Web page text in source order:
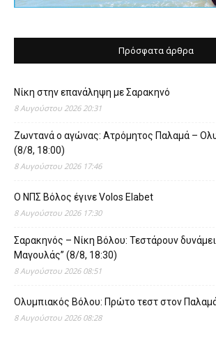
Πρόσφατα άρθρα
Νίκη στην επανάληψη με Σαρακηνό
8 Αυγούστου 2026 20:31
Ζωντανά ο αγώνας: Ατρόμητος Παλαμά –
(8/8, 18:00)
8 Αυγούστου 2026 17:46
O ΝΠΣ Βόλος έγινε Volos Elabet
8 Αυγούστου 2026 17:30
Σαρακηνός – Νίκη Βόλου: Τεστάρουν
Μαγουλάς” (8/8, 18:30)
8 Αυγούστου 2026 08:51
Ολυμπιακός Βόλου: Πρώτο τεστ στον
8 Αυγούστου 2026 08:28